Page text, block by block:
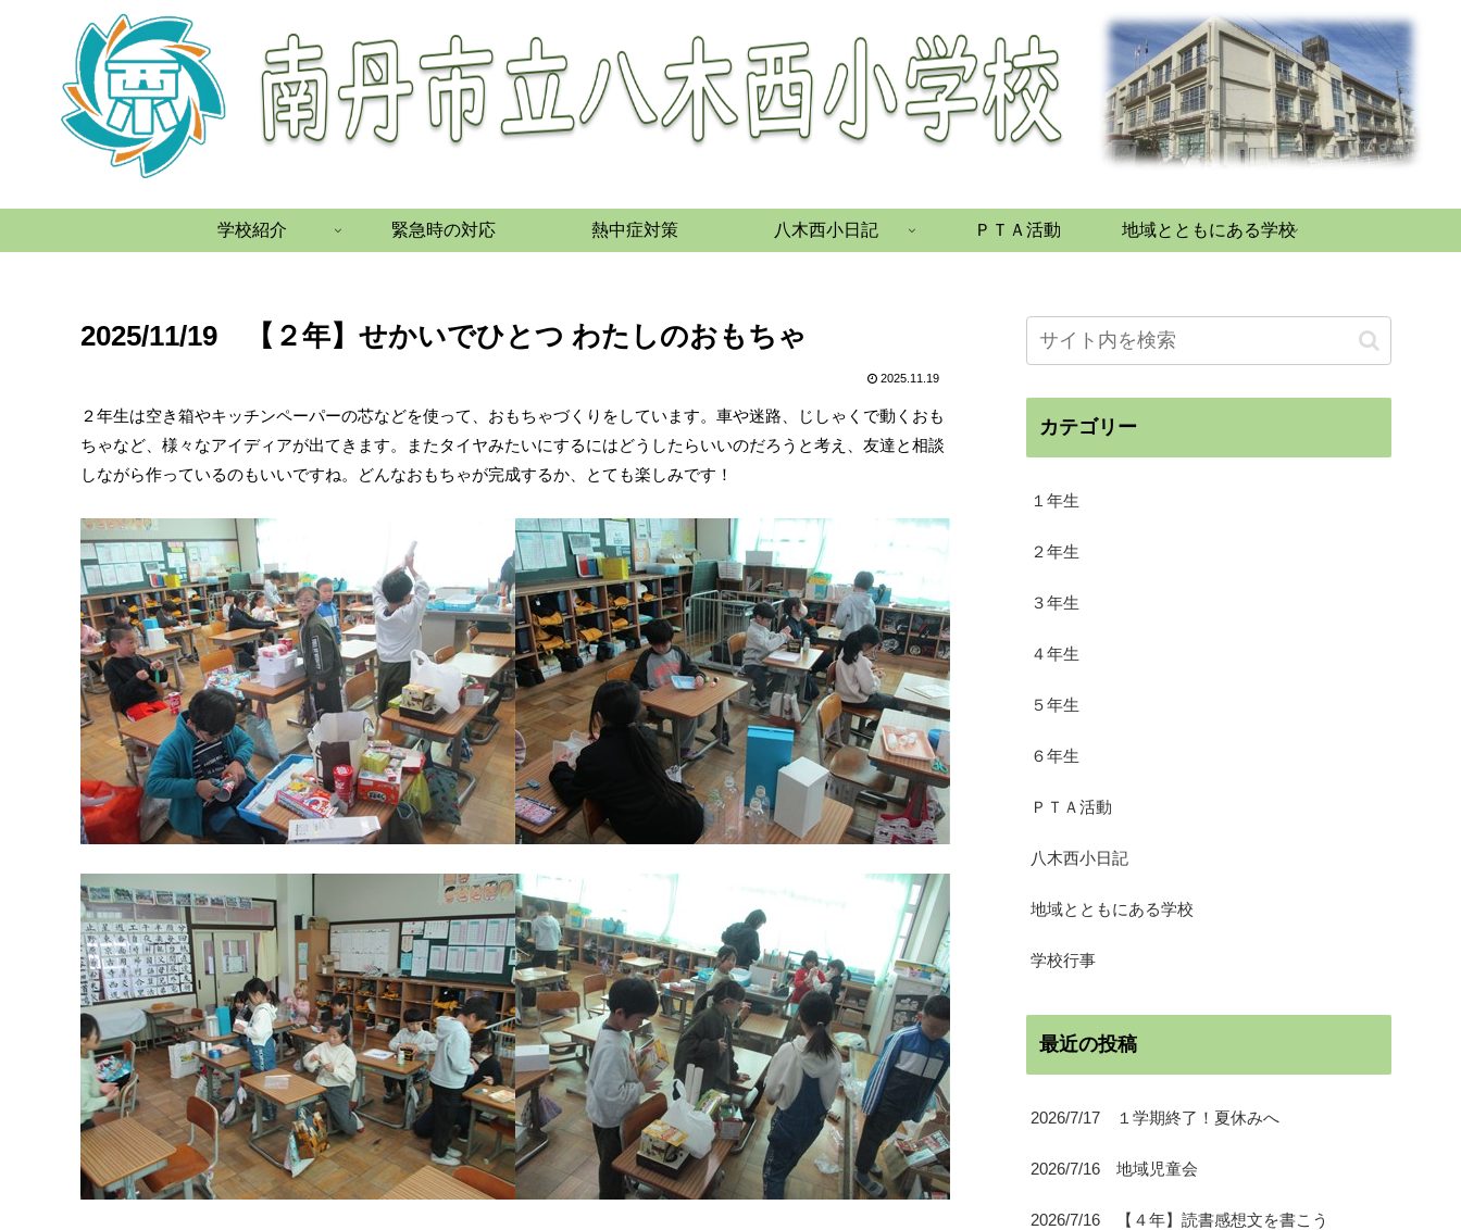
学校紹介 緊急時の対応 熱中症対策 八木西小日記 ＰＴＡ活動 地域とともにある学校
2025/11/19 【２年】せかいでひとつ わたしのおもちゃ
2025.11.19
２年生は空き箱やキッチンペーパーの芯などを使って、おもちゃづくりをしています。車や迷路、じしゃくで動くおも
ちゃなど、様々なアイディアが出てきます。またタイヤみたいにするにはどうしたらいいのだろうと考え、友達と相談
しながら作っているのもいいですね。どんなおもちゃが完成するか、とても楽しみです！
カテゴリー
１年生
２年生
３年生
４年生
５年生
６年生
ＰＴＡ活動
八木西小日記
地域とともにある学校
学校行事
最近の投稿
2026/7/17 １学期終了！夏休みへ
2026/7/16 地域児童会
2026/7/16 【４年】読書感想文を書こう